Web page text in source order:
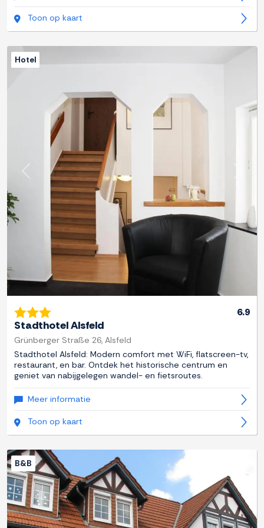
Toon op kaart
Previous
Hotel
6.9
Stadthotel Alsfeld
Grünberger Straße 26, Alsfeld
Stadthotel Alsfeld: Modern comfort met WiFi, flatscreen-tv,
restaurant, en bar. Ontdek het historische centrum en
geniet van nabijgelegen wandel- en fietsroutes.
Meer informatie
Toon op kaart
B&B